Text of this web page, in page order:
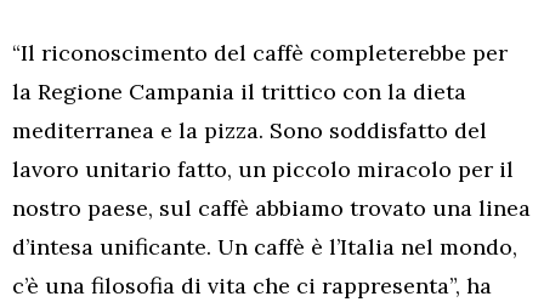
“Il riconoscimento del caffè completerebbe per
la Regione Campania il trittico con la dieta
mediterranea e la pizza. Sono soddisfatto del
lavoro unitario fatto, un piccolo miracolo per il
nostro paese, sul caffè abbiamo trovato una linea
d’intesa unificante. Un caffè è l’Italia nel mondo,
c’è una filosofia di vita che ci rappresenta”, ha